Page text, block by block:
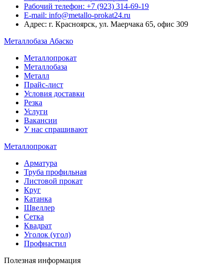
Рабочий телефон: +7 (923) 314-69-19
E-mail: info@metallo-prokat24.ru
Адрес: г. Красноярск, ул. Маерчака 65, офис 309
Металлобаза Абаско
Металлопрокат
Металлобаза
Металл
Прайс-лист
Условия доставки
Резка
Услуги
Вакансии
У нас спрашивают
Металлопрокат
Арматура
Труба профильная
Листовой прокат
Круг
Катанка
Швеллер
Сетка
Квадрат
Уголок (угол)
Профнастил
Полезная информация